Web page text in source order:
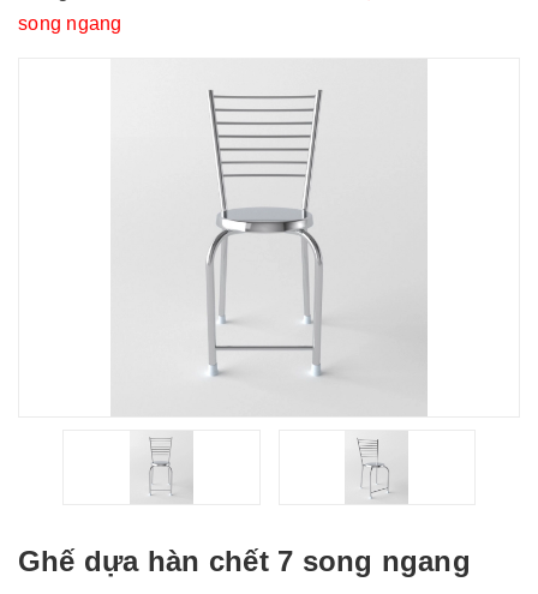
song ngang
Ghế dựa hàn chết 7 song ngang